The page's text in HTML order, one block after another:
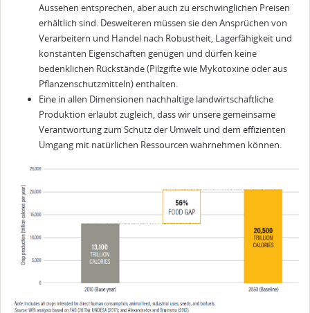
Aussehen entsprechen, aber auch zu erschwinglichen Preisen
erhältlich sind. Desweiteren müssen sie den Ansprüchen von
Verarbeitern und Handel nach Robustheit, Lagerfähigkeit und
konstanten Eigenschaften genügen und dürfen keine
bedenklichen Rückstände (Pilzgifte wie Mykotoxine oder aus
Pflanzenschutzmitteln) enthalten.
Eine in allen Dimensionen nachhaltige landwirtschaftliche
Produktion erlaubt zugleich, dass wir unsere gemeinsame
Verantwortung zum Schutz der Umwelt und dem effizienten
Umgang mit natürlichen Ressourcen wahrnehmen können.